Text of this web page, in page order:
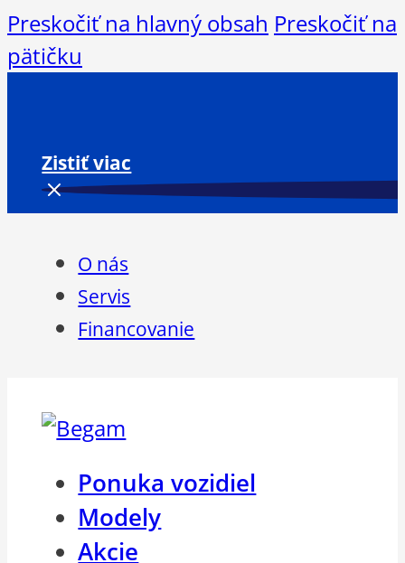
Preskočiť na hlavný obsah Preskočiť na
pätičku
Zistiť viac
O nás
Servis
Financovanie
Ponuka vozidiel
Modely
Akcie